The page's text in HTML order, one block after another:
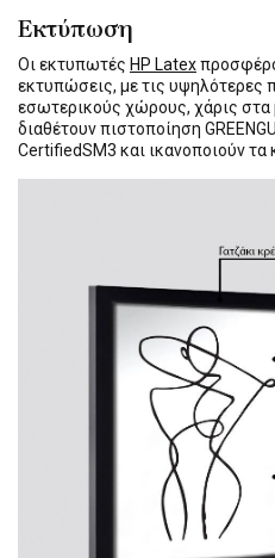
Εκτύπωση
Οι εκτυπωτές HP Latex
εκτυπώσεις, με τις υψηλότερες
εσωτερικούς χώρους, χάρις στα
διαθέτουν πιστοποίηση
CertifiedSM3 και ικανοποιούν τα